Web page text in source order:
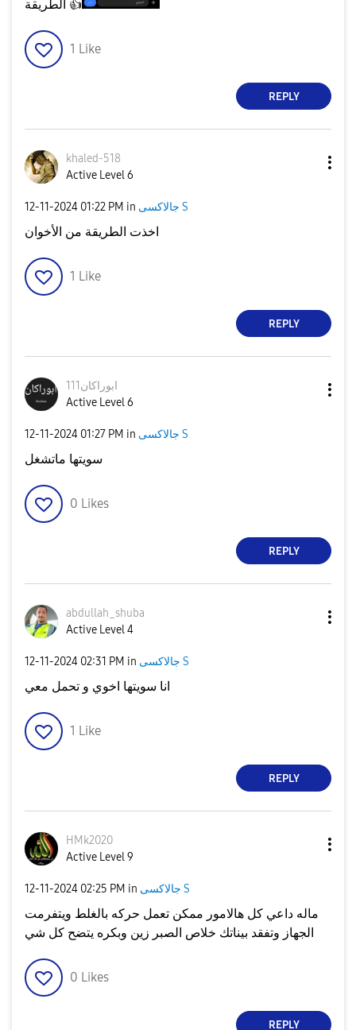
👍
1 Like
REPLY
khaled-518
Active Level 6
‎12-11-2024 01:22 PM in جالاكسى S
اخذت الطريقة من الأخوان
1 Like
REPLY
ابوراكان111
Active Level 6
‎12-11-2024 01:27 PM in جالاكسى S
سويتها ماتشغل
0 Likes
REPLY
abdullah_shuba
Active Level 4
‎12-11-2024 02:31 PM in جالاكسى S
انا سويتها اخوي و تحمل معي
1 Like
REPLY
HMk2020
Active Level 9
‎12-11-2024 02:25 PM in جالاكسى S
ماله داعي كل هالامور ممكن تعمل حركه بالغلط ويتفرمت
الجهاز وتفقد بيناتك خلاص الصبر زين وبكره يتضح كل شي
0 Likes
REPLY